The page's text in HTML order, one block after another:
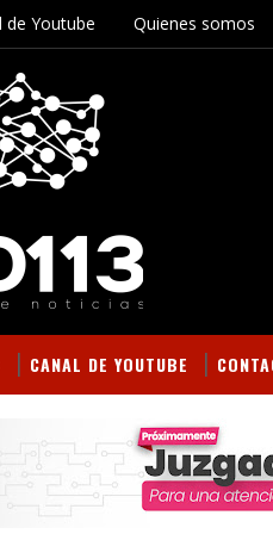
de Youtube Quienes somos
CANAL DE YOUTUBE